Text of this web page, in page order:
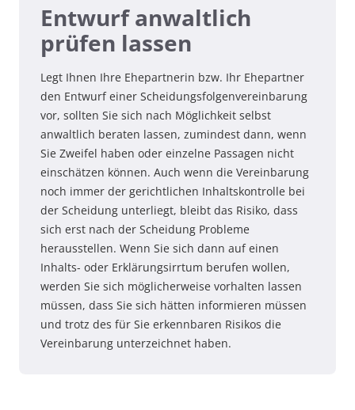
Entwurf anwaltlich
prüfen lassen
Legt Ihnen Ihre Ehepartnerin bzw. Ihr Ehepartner
den Entwurf einer Scheidungsfolgenvereinbarung
vor, sollten Sie sich nach Möglichkeit selbst
anwaltlich beraten lassen, zumindest dann, wenn
Sie Zweifel haben oder einzelne Passagen nicht
einschätzen können. Auch wenn die Vereinbarung
noch immer der gerichtlichen Inhaltskontrolle bei
der Scheidung unterliegt, bleibt das Risiko, dass
sich erst nach der Scheidung Probleme
herausstellen. Wenn Sie sich dann auf einen
Inhalts- oder Erklärungsirrtum berufen wollen,
werden Sie sich möglicherweise vorhalten lassen
müssen, dass Sie sich hätten informieren müssen
und trotz des für Sie erkennbaren Risikos die
Vereinbarung unterzeichnet haben.